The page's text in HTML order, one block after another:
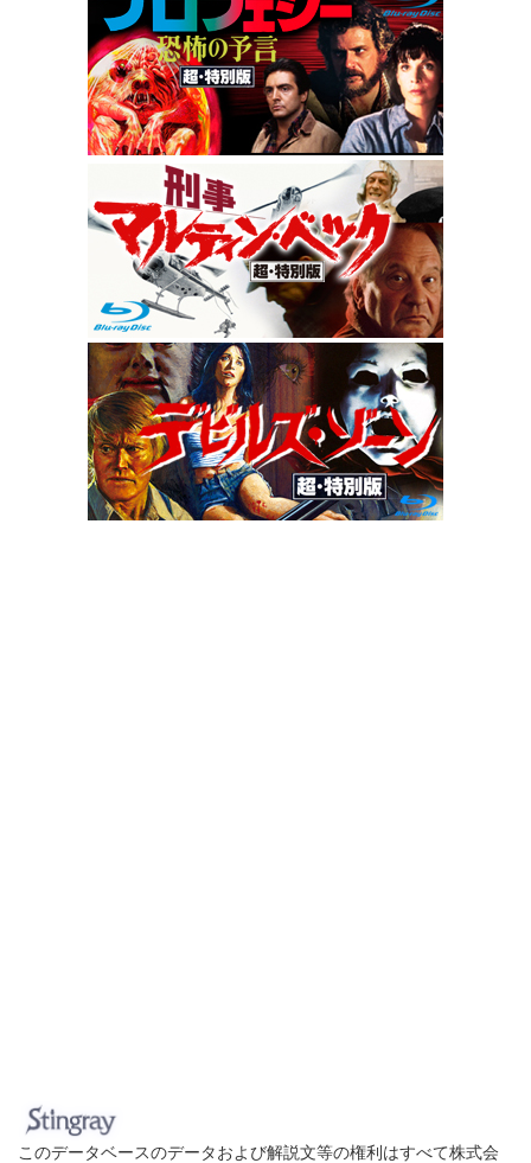
このデータベースのデータおよび解説文等の権利はすべて株式会